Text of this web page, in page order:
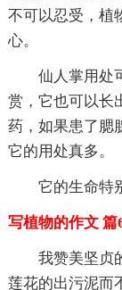
不可以忍受，植
心。
仙人掌用处
赏，它也可以长
药，如果患了腮
它的用处真多。
它的生命特
写植物的作文 篇
我赞美坚贞
莲花的出污泥而